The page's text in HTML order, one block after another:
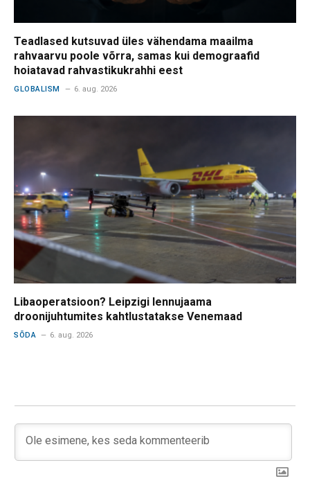
Teadlased kutsuvad üles vähendama maailma
rahvaarvu poole võrra, samas kui demograafid
hoiatavad rahvastikukrahhi eest
GLOBALISM 6. aug. 2026
Libaoperatsioon? Leipzigi lennujaama
droonijuhtumites kahtlustatakse Venemaad
SÕDA 6. aug. 2026